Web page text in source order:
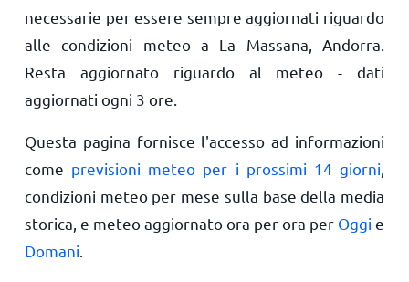
necessarie per essere sempre aggiornati riguardo
alle condizioni meteo a La Massana, Andorra.
Resta aggiornato riguardo al meteo - dati
aggiornati ogni 3 ore.
Questa pagina fornisce l'accesso ad informazioni
come previsioni meteo per i prossimi 14 giorni
condizioni meteo per mese sulla base della media
storica, e meteo aggiornato ora per ora per Oggi e
Domani